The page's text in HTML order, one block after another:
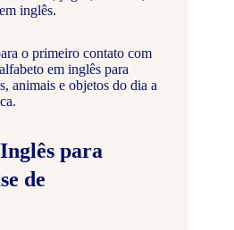
inglês.
o primeiro contato com
em inglês para
animais e objetos do dia a
para
de